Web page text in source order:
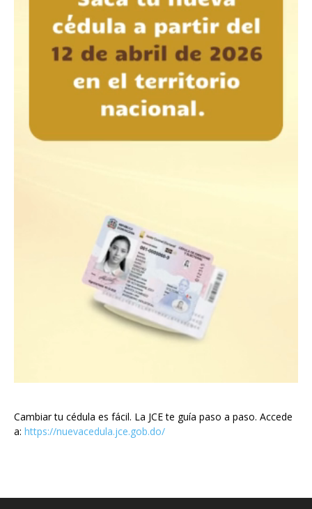
Cambiar tu cédula es fácil. La JCE te guía paso a paso. Accede
a: https://nuevacedula.jce.gob.do/